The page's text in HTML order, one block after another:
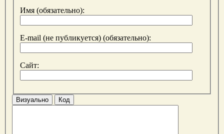
Имя (обязательно):
E-mail (не публикуется) (обязательно):
Сайт:
Визуально Код